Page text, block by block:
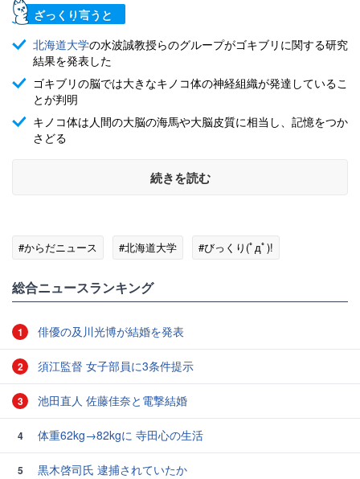
ざっくり言うと
北海道大学の水波誠教授らのグループがゴキブリに関する研究
結果を発表した
ゴキブリの脳では大きなキノコ体の神経組織が発達しているこ
とが判明
キノコ体は人間の大脳の海馬や大脳皮質に相当し、記憶をつか
さどる
続きを読む
#からだニュース #北海道大学 #びっくり(ﾟдﾟ)!
総合ニュースランキング
1 俳優の及川光博が結婚を発表
2 須江監督 女子部員に3条件提示
3 池田直人 佐藤佳奈と電撃結婚
4 体重62kg→82kgに 寺田心の生活
5
黒木啓司氏 逮捕されていたか